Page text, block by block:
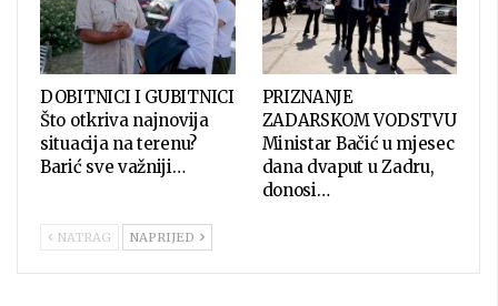
DOBITNICI I GUBITNICI
Što otkriva najnovija
situacija na terenu?
Barić sve važniji…
PRIZNANJE
ZADARSKOM VODSTVU
Ministar Bačić u mjesec
dana dvaput u Zadru,
donosi…
NATRAG NAPRIJED